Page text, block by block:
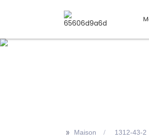
>> Maison 1312-43-2